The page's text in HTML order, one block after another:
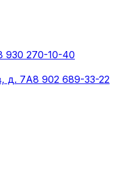
930 270-10-40
д. 7А8 902 689-33-22